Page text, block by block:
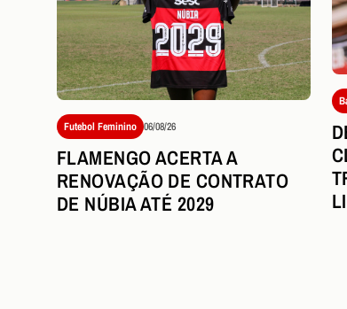
Futebol Feminino 06/08/26
FLAMENGO ACERTA A
RENOVAÇÃO DE CONTRATO
DE NÚBIA ATÉ 2029